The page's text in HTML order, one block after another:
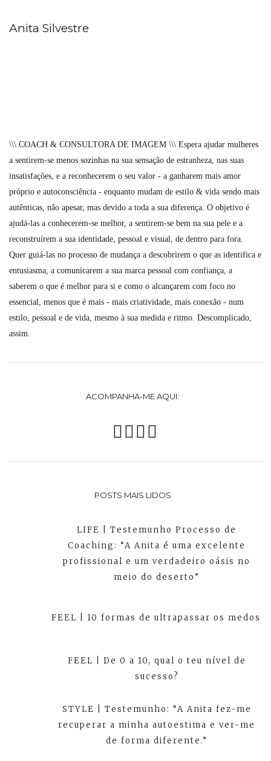
Anita Silvestre
\\\ COACH & CONSULTORA DE IMAGEM \\\ Espera ajudar mulheres
a sentirem-se menos sozinhas na sua sensação de estranheza, nas suas
insatisfações, e a reconhecerem o seu valor - a ganharem mais amor
próprio e autoconsciência - enquanto mudam de estilo & vida sendo mais
autênticas, não apesar, mas devido a toda a sua diferença. O objetivo é
ajudá-las a conhecerem-se melhor, a sentirem-se bem na sua pele e a
reconstruírem a sua identidade, pessoal e visual, de dentro para fora.
Quer guiá-las no processo de mudança a descobrirem o que as identifica e
entusiasma, a comunicarem a sua marca pessoal com confiança, a
saberem o que é melhor para si e como o alcançarem com foco no
essencial, menos que é mais - mais criatividade, mais conexão - num
estilo, pessoal e de vida, mesmo à sua medida e ritmo. Descomplicado,
assim.
ACOMPANHA-ME AQUI:
POSTS MAIS LIDOS
LIFE | Testemunho Processo de
Coaching: “A Anita é uma excelente
profissional e um verdadeiro oásis no
meio do deserto”
FEEL | 10 formas de ultrapassar os medos
FEEL | De 0 a 10, qual o teu nível de
sucesso?
STYLE | Testemunho: “A Anita fez-me
recuperar a minha autoestima e ver-me
de forma diferente.”